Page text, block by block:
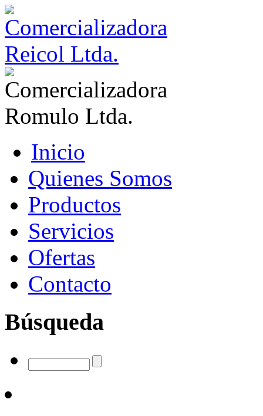
Inicio
Quienes Somos
Productos
Servicios
Ofertas
Contacto
Búsqueda